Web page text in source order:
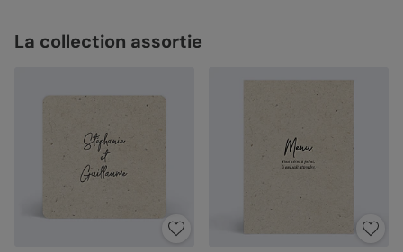
La collection assortie